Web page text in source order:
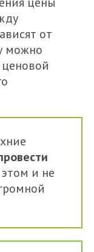
от
можно
и не